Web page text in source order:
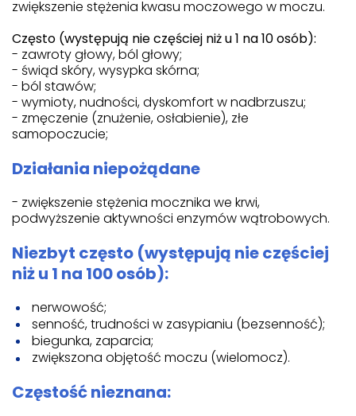
zwiększenie stężenia kwasu moczowego w moczu.
Często (występują nie częściej niż u 1 na 10 osób):
- zawroty głowy, ból głowy;
- świąd skóry, wysypka skórna;
- ból stawów;
- wymioty, nudności, dyskomfort w nadbrzuszu;
- zmęczenie (znużenie, osłabienie), złe
samopoczucie;
Działania niepożądane
- zwiększenie stężenia mocznika we krwi,
podwyższenie aktywności enzymów wątrobowych.
Niezbyt często (występują nie częściej
niż u 1 na 100 osób):
nerwowość;
senność, trudności w zasypianiu (bezsenność);
biegunka, zaparcia;
zwiększona objętość moczu (wielomocz).
Częstość nieznana: